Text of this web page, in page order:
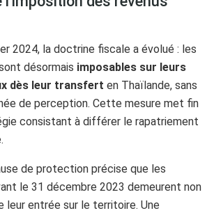
2024, la doctrine fiscale a évolué : les
désormais imposables sur leurs
dès leur transfert en Thaïlande, sans
de perception. Cette mesure met fin
consistant à différer le rapatriement
de protection précise que les
le 31 décembre 2023 demeurent non
leur entrée sur le territoire. Une